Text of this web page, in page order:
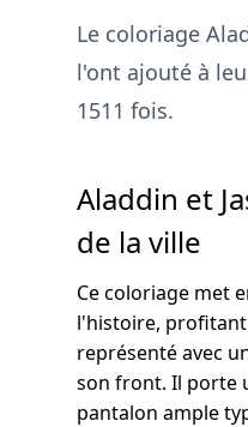
Le coloriage
l'ont ajouté à
1511 fois.
Aladdin et
de la ville
Ce coloriage met
l'histoire, profitant
représenté avec
son front. Il porte
pantalon ample